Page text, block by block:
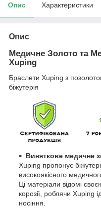
Опис Характеристики
Опис
Медичне Золото та
Xuping
Браслети Xuping з
біжутерія
Виняткове медичне
Xuping пропонує
високоякісного
Ці матеріали відомі
корозії, роблячи Xuping
носіння.